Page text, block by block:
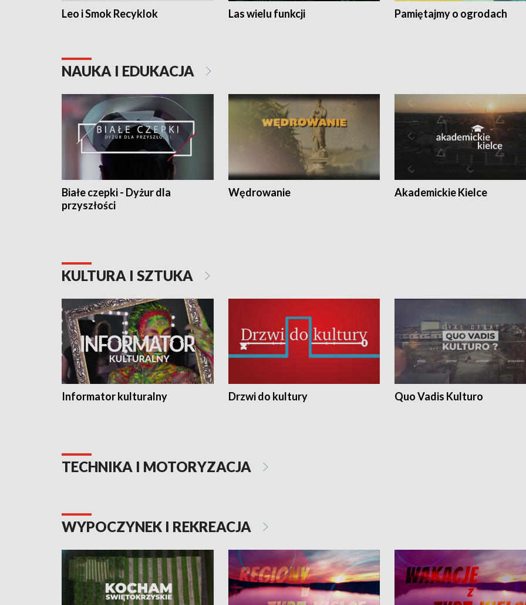
Leo i Smok Recyklok Las wielu funkcji Pamiętajmy o ogrodach
NAUKA I EDUKACJA
Białe czepki - Dyżur dla
przyszłości
Wędrowanie Akademickie Kielce
KULTURA I SZTUKA
Informator kulturalny Drzwi do kultury Quo Vadis Kulturo
TECHNIKA I MOTORYZACJA
WYPOCZYNEK I REKREACJA